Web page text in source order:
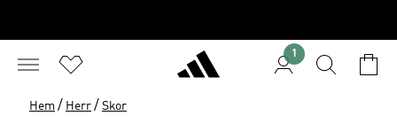
1
Hem / Herr / Skor